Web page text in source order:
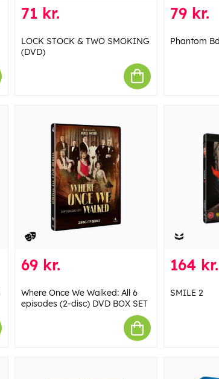
71 kr.
LOCK STOCK & TWO SMOKING
(DVD)
79 kr.
Phantom Bd
69 kr.
Where Once We Walked: All 6
episodes (2-disc) DVD BOX SET
164 kr.
SMILE 2